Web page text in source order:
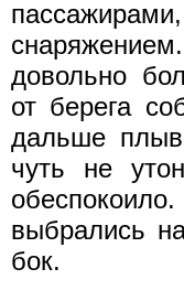
довольно
от берега
дальше
чуть не
выбрались
бок.